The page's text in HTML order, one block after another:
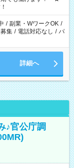
場合も遠慮なくご相
/ 副業・WワークOK /
集 / 電話対応なし / パ
詳細へ
♪官公庁調